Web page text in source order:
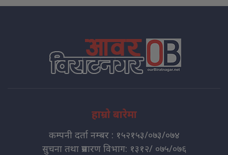
हाम्रो बारेमा
कम्पनी दर्ता नम्बर : १५२१५३/०७३/०७४
सुचना तथा प्रसारण विभाग: १३१२/ ०७५/०७६